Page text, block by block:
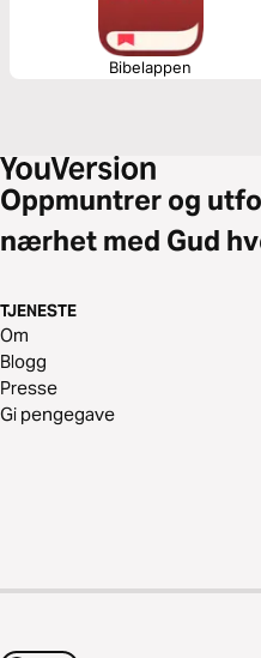
Bibelappen
Oppmuntrer og
nærhet med Gud
TJENESTE
Om
Blogg
Presse
Gi pengegave